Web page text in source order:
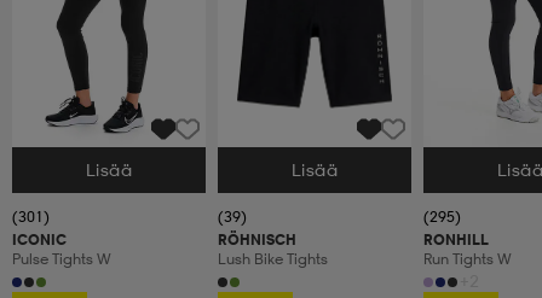
Valitse Koko
Lisää
(301)
ICONIC
Pulse Tights W
Valitse Koko
Lisää
(39)
RÖHNISCH
Lush Bike Tights
Valitse Koko
(295)
RONHILL
Run Tights W